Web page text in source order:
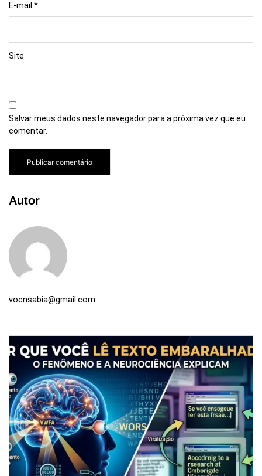
E-mail *
Site
Salvar meus dados neste navegador para a próxima vez que eu
comentar.
Autor
vocnsabia@gmail.com